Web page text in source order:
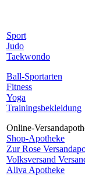
Sport
Judo
Taekwondo
Ball-Sportarten
Fitness
Yoga
Trainingsbekleidung
Online-
Shop-Apotheke
Zur Rose
Volksversand
Aliva Apotheke